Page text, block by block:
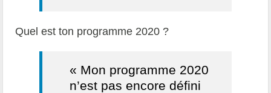
Quel est ton programme 2020 ?
« Mon programme 2020
n’est pas encore défini